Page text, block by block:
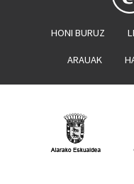
HONI BURUZ
ARAUAK